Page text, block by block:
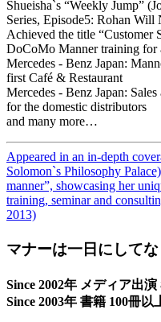
Shueisha`s “Weekly Jump”
Series, Episode5: Rohan
Achieved the title
DoCoMo Manner training for
Mercedes - Benz Japan:
first Café & Restaurant
Mercedes - Benz Japan:
for the domestic distributors
and many more…
Appeared in an in-depth
Solomon`s Philosophy
manner”, showcasing her
training, seminar and
2013)
マナーは一日にして
Since 2002年 メディア出演
Since 2003年 書籍 100冊